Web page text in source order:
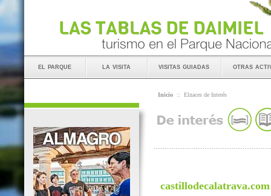
el parque la visita visitas guiadas otras
Inicio :: Elnaces de Interés
castillodecalatrava.com